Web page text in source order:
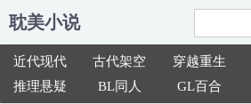
耽美小说
近代现代 古代架空 穿越重生
推理悬疑
BL同人 GL百合